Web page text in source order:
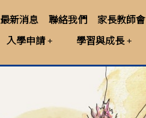
最新消息 聯絡我們 家長教師會
入學申請 學習與成長